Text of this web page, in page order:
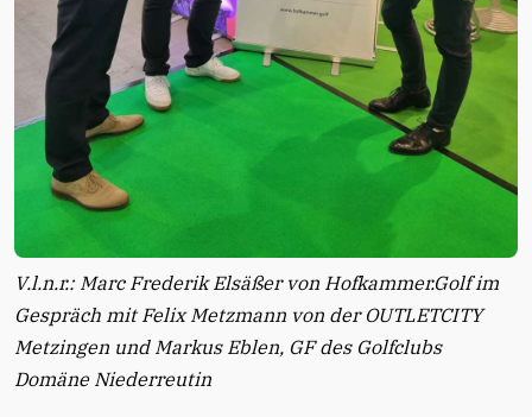
V.l.n.r.: Marc Frederik Elsäßer von Hofkammer.Golf im
Gespräch mit Felix Metzmann von der OUTLETCITY
Metzingen und Markus Eblen, GF des Golfclubs
Domäne Niederreutin